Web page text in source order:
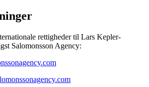
rettigheder til Lars Kepler-
Salomonsson Agency: